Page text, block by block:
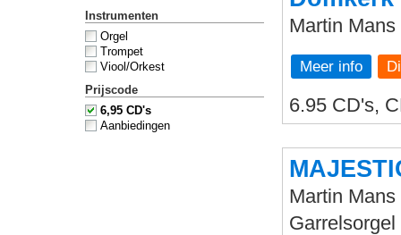
Instrumenten
Orgel
Trompet
Viool/Orkest
Prijscode
6,95 CD's
Aanbiedingen
Martin
Meer info
6.95 CD's,
Martin